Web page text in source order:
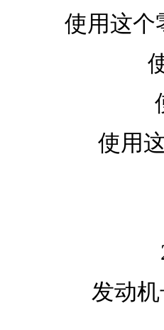
使用这个
使用
发动机